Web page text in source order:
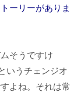
ーリーがありま
そうですけ
いうチェンジオ
よね。それは常